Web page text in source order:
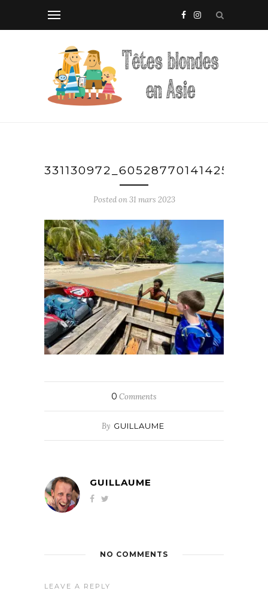
Posted on31 mars 2023
0 Comments
By GUILLAUME
GUILLAUME
NO COMMENTS
LEAVE A REPLY